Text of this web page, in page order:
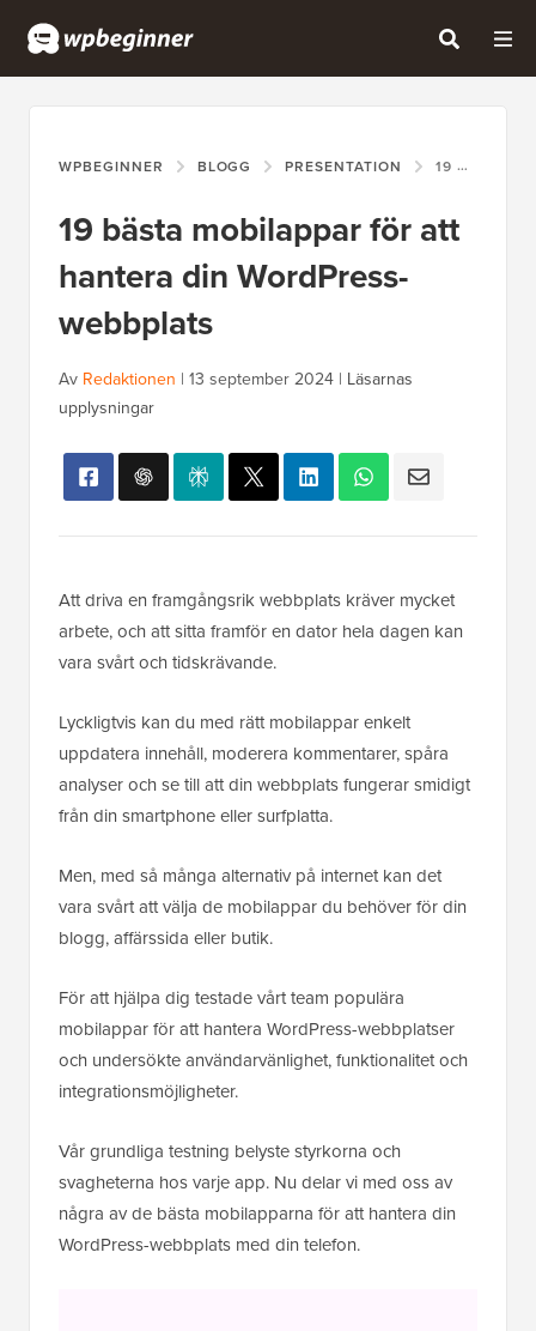
WPBEGINNER BLOGG PRESENTATION 19 BÄSTA MOBILAPPAR FÖR ATT HANTERA DIN WORDPRESS-WEBBPLATS
19 bästa mobilappar för att
hantera din WordPress-
webbplats
Av Redaktionen | 13 september 2024 | Läsarnas
upplysningar
Att driva en framgångsrik webbplats kräver mycket
arbete, och att sitta framför en dator hela dagen kan
vara svårt och tidskrävande.
Lyckligtvis kan du med rätt mobilappar enkelt
uppdatera innehåll, moderera kommentarer, spåra
analyser och se till att din webbplats fungerar smidigt
från din smartphone eller surfplatta.
Men, med så många alternativ på internet kan det
vara svårt att välja de mobilappar du behöver för din
blogg, affärssida eller butik.
För att hjälpa dig testade vårt team populära
mobilappar för att hantera WordPress-webbplatser
och undersökte användarvänlighet, funktionalitet och
integrationsmöjligheter.
Vår grundliga testning belyste styrkorna och
svagheterna hos varje app. Nu delar vi med oss av
några av de bästa mobilapparna för att hantera din
WordPress-webbplats med din telefon.